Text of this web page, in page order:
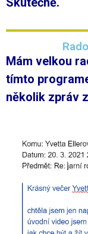
Mám velkou
tímto
několik zpráv